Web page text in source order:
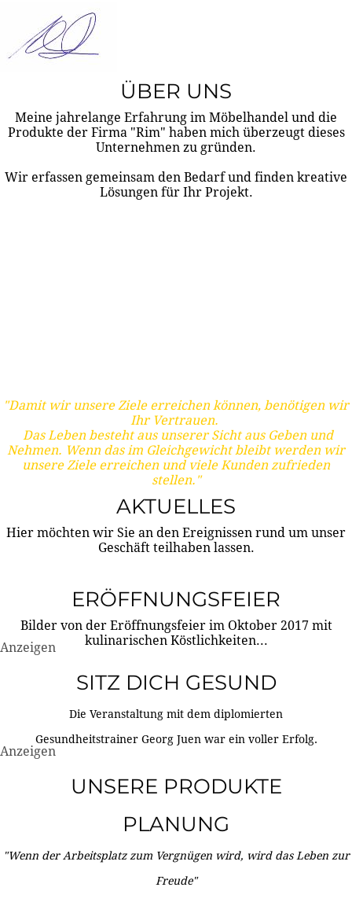
ÜBER UNS
Meine jahrelange Erfahrung im Möbelhandel und die
Produkte der Firma "Rim" haben mich überzeugt dieses
Unternehmen zu gründen.
Wir erfassen gemeinsam den Bedarf und finden kreative
Lösungen für Ihr Projekt.
"Damit wir unsere Ziele erreichen können, benötigen wir
Ihr Vertrauen.
Das Leben besteht aus unserer Sicht aus Geben und
Nehmen. Wenn das im Gleichgewicht bleibt werden wir
unsere Ziele erreichen und viele Kunden zufrieden
stellen."
AKTUELLES
Hier möchten wir Sie an den Ereignissen rund um unser
Geschäft teilhaben lassen.
ERÖFFNUNGSFEIER
Bilder von der Eröffnungsfeier im Oktober 2017 mit
kulinarischen Köstlichkeiten...
Anzeigen
SITZ DICH GESUND
Die Veranstaltung mit dem diplomierten
Gesundheitstrainer Georg Juen war ein voller Erfolg.
Anzeigen
UNSERE PRODUKTE
PLANUNG
"Wenn der Arbeitsplatz zum Vergnügen wird, wird das Leben zur
Freude"